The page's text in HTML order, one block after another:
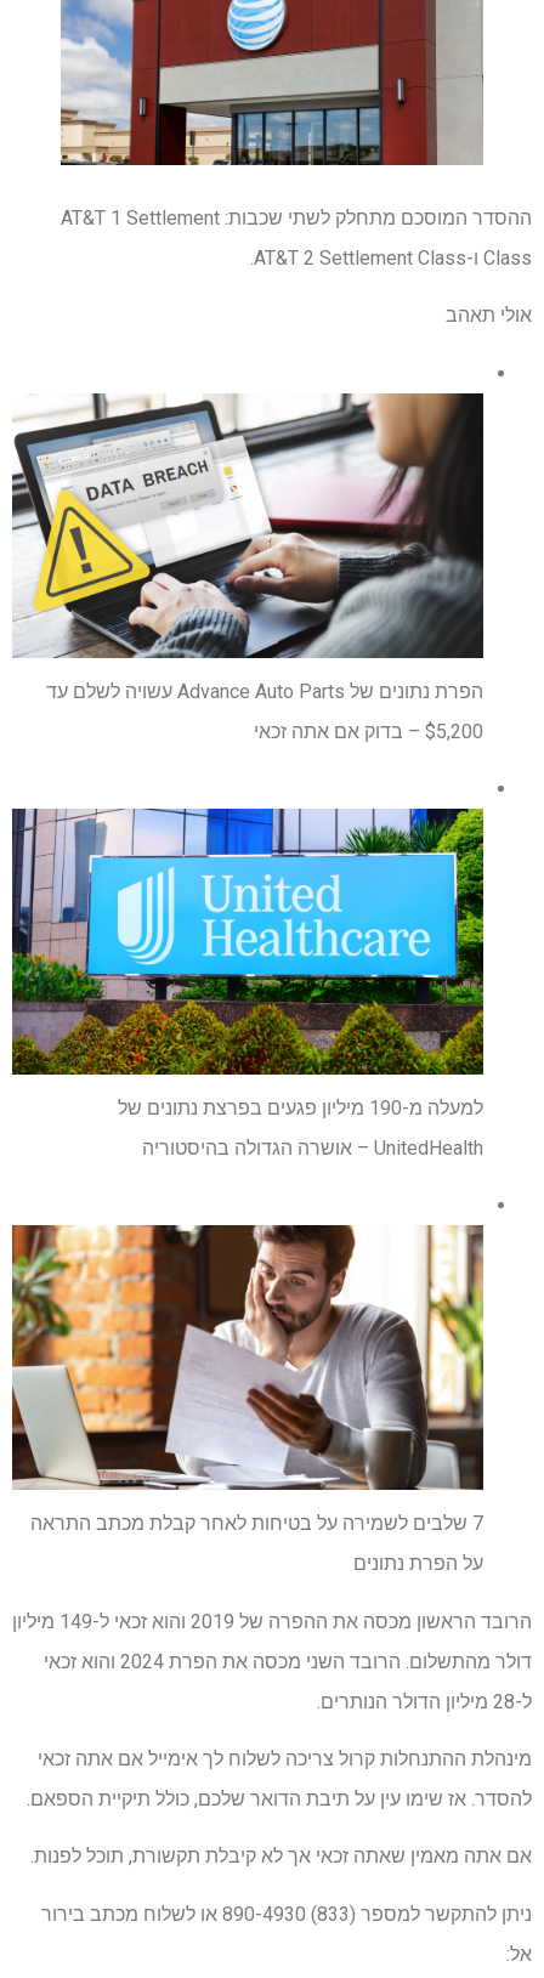
ההסדר המוסכם מתחלק לשתי שכבות: AT&T 1 Settlement
Class ו-AT&T 2 Settlement Class.
אולי תאהב
הפרת נתונים של Advance Auto Parts עשויה לשלם עד
$5,200 – בדוק אם אתה זכאי
למעלה מ-190 מיליון פגעים בפרצת נתונים של
UnitedHealth – אושרה הגדולה בהיסטוריה
7 שלבים לשמירה על בטיחות לאחר קבלת מכתב התראה
על הפרת נתונים
הרובד הראשון מכסה את ההפרה של 2019 והוא זכאי ל-149 מיליון
דולר מהתשלום. הרובד השני מכסה את הפרת 2024 והוא זכאי
ל-28 מיליון הדולר הנותרים.
מינהלת ההתנחלות קרול צריכה לשלוח לך אימייל אם אתה זכאי
להסדר. אז שימו עין על תיבת הדואר שלכם, כולל תיקיית הספאם.
אם אתה מאמין שאתה זכאי אך לא קיבלת תקשורת, תוכל לפנות.
ניתן להתקשר למספר (833) 890-4930 או לשלוח מכתב בירור
אל: